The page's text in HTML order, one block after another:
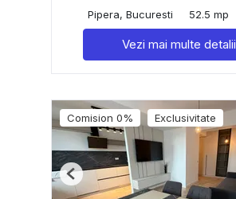
Pipera, Bucuresti
52.5 mp
Vezi mai multe detalii
Comision 0% Exclusivitate
Previous